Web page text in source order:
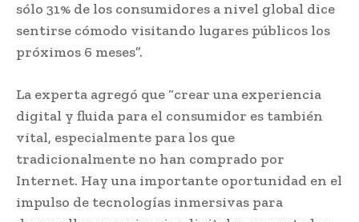
sólo 31% de los consumidores a nivel global dice
sentirse cómodo visitando lugares públicos los
próximos 6 meses”.
La experta agregó que “crear una experiencia
digital y fluida para el consumidor es también
vital, especialmente para los que
tradicionalmente no han comprado por
Internet. Hay una importante oportunidad en el
impulso de tecnologías inmersivas para